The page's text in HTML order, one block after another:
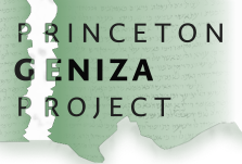
Skip to main content
home